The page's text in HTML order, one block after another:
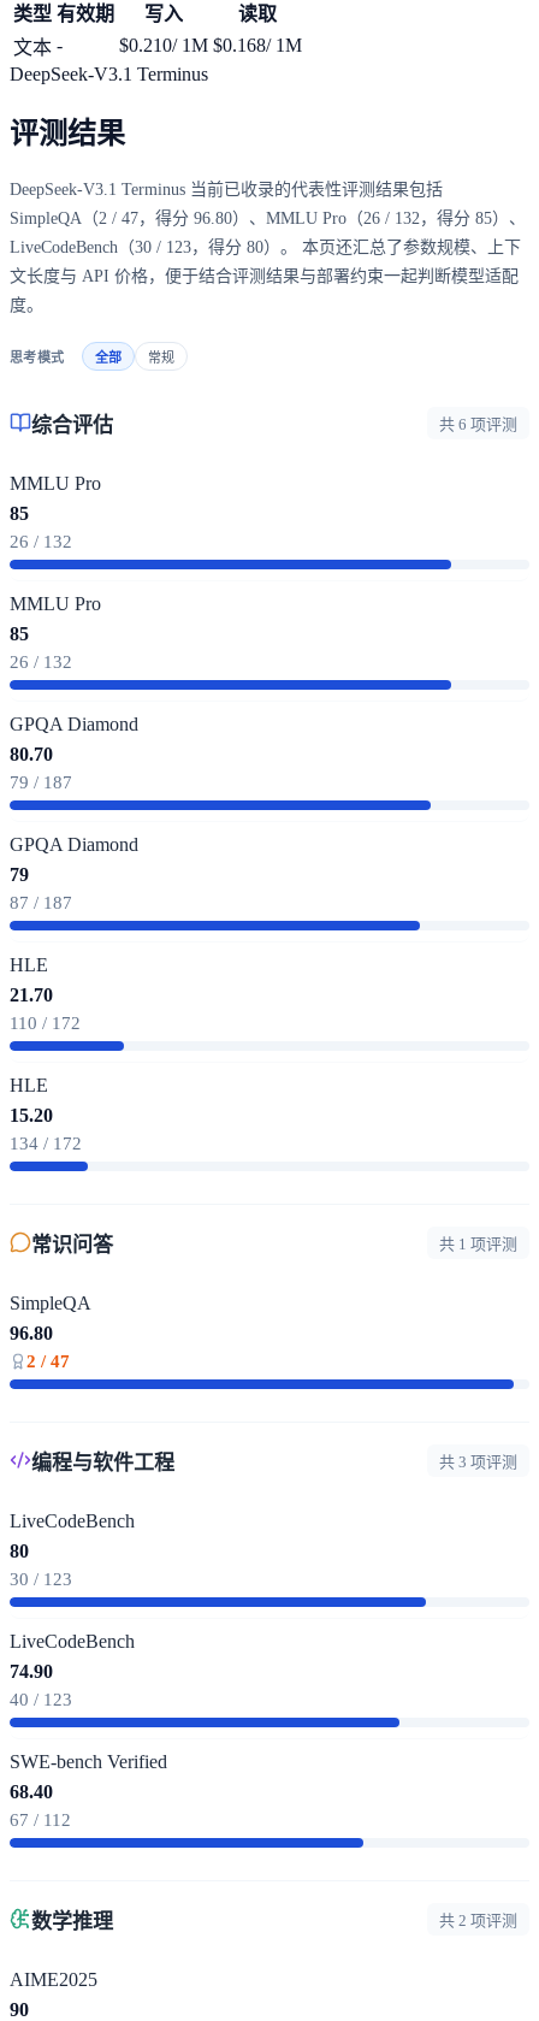
类型 有效期 写入
读取
文本 - $0.210/ 1M $0.168/ 1M
DeepSeek-V3.1 Terminus
评测结果
DeepSeek-V3.1 Terminus 当前已收录的代表性评测结果包括
SimpleQA（2 / 47，得分 96.80）、MMLU Pro（26 / 132，得分 85）、
LiveCodeBench（30 / 123，得分 80）。 本页还汇总了参数规模、上下
文长度与 API 价格，便于结合评测结果与部署约束一起判断模型适配
度。
思考模式 全部 常规
综合评估 共 6 项评测
MMLU Pro
85
26 / 132
MMLU Pro
85
26 / 132
GPQA Diamond
80.70
79 / 187
GPQA Diamond
79
87 / 187
HLE
21.70
110 / 172
HLE
15.20
134 / 172
常识问答 共 1 项评测
SimpleQA
96.80
2 / 47
编程与软件工程 共 3 项评测
LiveCodeBench
80
30 / 123
LiveCodeBench
74.90
40 / 123
SWE-bench Verified
68.40
67 / 112
数学推理 共 2 项评测
AIME2025
90